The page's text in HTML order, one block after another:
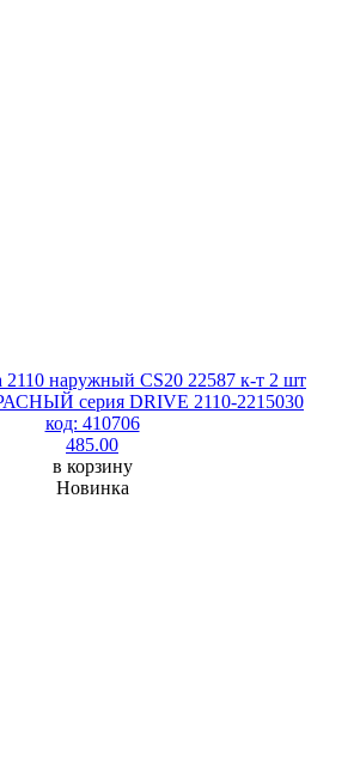
2110 наружный CS20 22587 к-т 2 шт
серия DRIVE 2110-2215030
код: 410706
485.00
в корзину
Новинка